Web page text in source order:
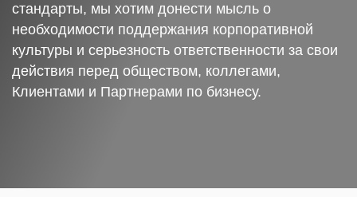
стандарты, мы хотим донести мысль о
необходимости поддержания корпоративной
культуры и серьезность ответственности за свои
действия перед обществом, коллегами,
Клиентами и Партнерами по бизнесу.